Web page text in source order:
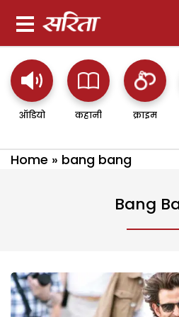
ऑडियो कहानी क्राइम
Home » bang bang
Bang